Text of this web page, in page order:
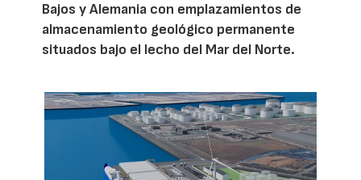
Bajos y Alemania con emplazamientos de
almacenamiento geológico permanente
situados bajo el lecho del Mar del Norte.